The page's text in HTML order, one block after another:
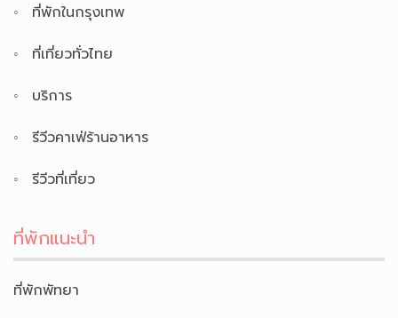
ที่พักในกรุงเทพ
ที่เที่ยวทั่วไทย
บริการ
รีวีวคาเฟ่ร้านอาหาร
รีวีวที่เที่ยว
ที่พักแนะนำ
ที่พักพัทยา